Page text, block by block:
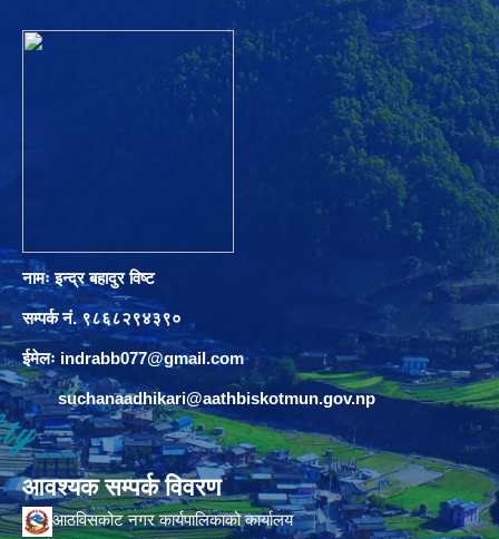
नामः इन्द्र बहादुर विष्ट
सम्पर्क नं. ९८६८२९४३९०
ईमेलः indrabb077@gmail.com
suchanaadhikari@aathbiskotmun.gov.np
आवश्यक सम्पर्क विवरण
आठविसकोट नगर कार्यपालिकाको कार्यालय